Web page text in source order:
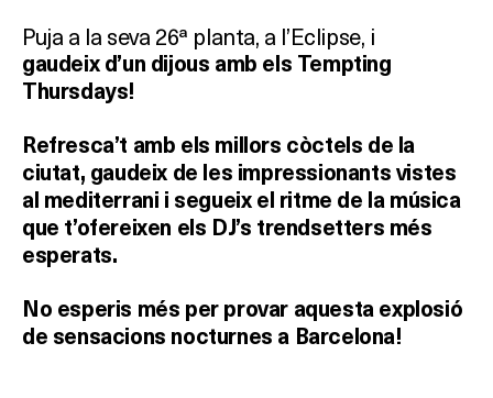
Puja a la seva 26ª planta, a l’Eclipse, i
gaudeix d’un dijous amb els Tempting
Thursdays!
Refresca’t amb els millors còctels de la
ciutat, gaudeix de les impressionants vistes
al mediterrani i segueix el ritme de la música
que t’ofereixen els DJ’s trendsetters més
esperats.
No esperis més per provar aquesta explosió
de sensacions nocturnes a Barcelona!